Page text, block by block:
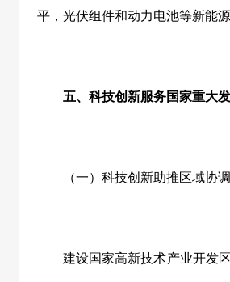
平，光伏组件和动力电池等新能
五、科技创新服务国家重大
（一）科技创新助推区域协调
建设国家高新技术产业开发区